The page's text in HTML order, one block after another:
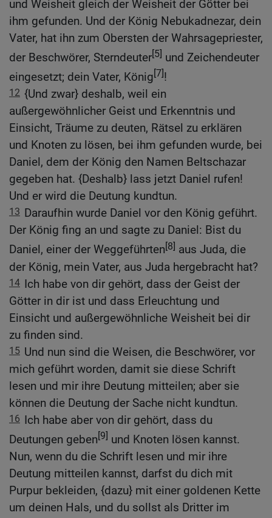
und Weisheit gleich der Weisheit der Götter bei
ihm gefunden. Und der König Nebukadnezar, dein
Vater, hat ihn zum Obersten der Wahrsagepriester,
der Beschwörer, Sterndeuter[5] und Zeichendeuter
eingesetzt; dein Vater, König[7]!
12 {Und zwar} deshalb, weil ein
außergewöhnlicher Geist und Erkenntnis und
Einsicht, Träume zu deuten, Rätsel zu erklären
und Knoten zu lösen, bei ihm gefunden wurde, bei
Daniel, dem der König den Namen Beltschazar
gegeben hat. {Deshalb} lass jetzt Daniel rufen!
Und er wird die Deutung kundtun.
13 Daraufhin wurde Daniel vor den König geführt.
Der König fing an und sagte zu Daniel: Bist du
Daniel, einer der Weggeführten[8] aus Juda, die
der König, mein Vater, aus Juda hergebracht hat?
14 Ich habe von dir gehört, dass der Geist der
Götter in dir ist und dass Erleuchtung und
Einsicht und außergewöhnliche Weisheit bei dir
zu finden sind.
15 Und nun sind die Weisen, die Beschwörer, vor
mich geführt worden, damit sie diese Schrift
lesen und mir ihre Deutung mitteilen; aber sie
können die Deutung der Sache nicht kundtun.
16 Ich habe aber von dir gehört, dass du
Deutungen geben[9] und Knoten lösen kannst.
Nun, wenn du die Schrift lesen und mir ihre
Deutung mitteilen kannst, darfst du dich mit
Purpur bekleiden, {dazu} mit einer goldenen Kette
um deinen Hals, und du sollst als Dritter im